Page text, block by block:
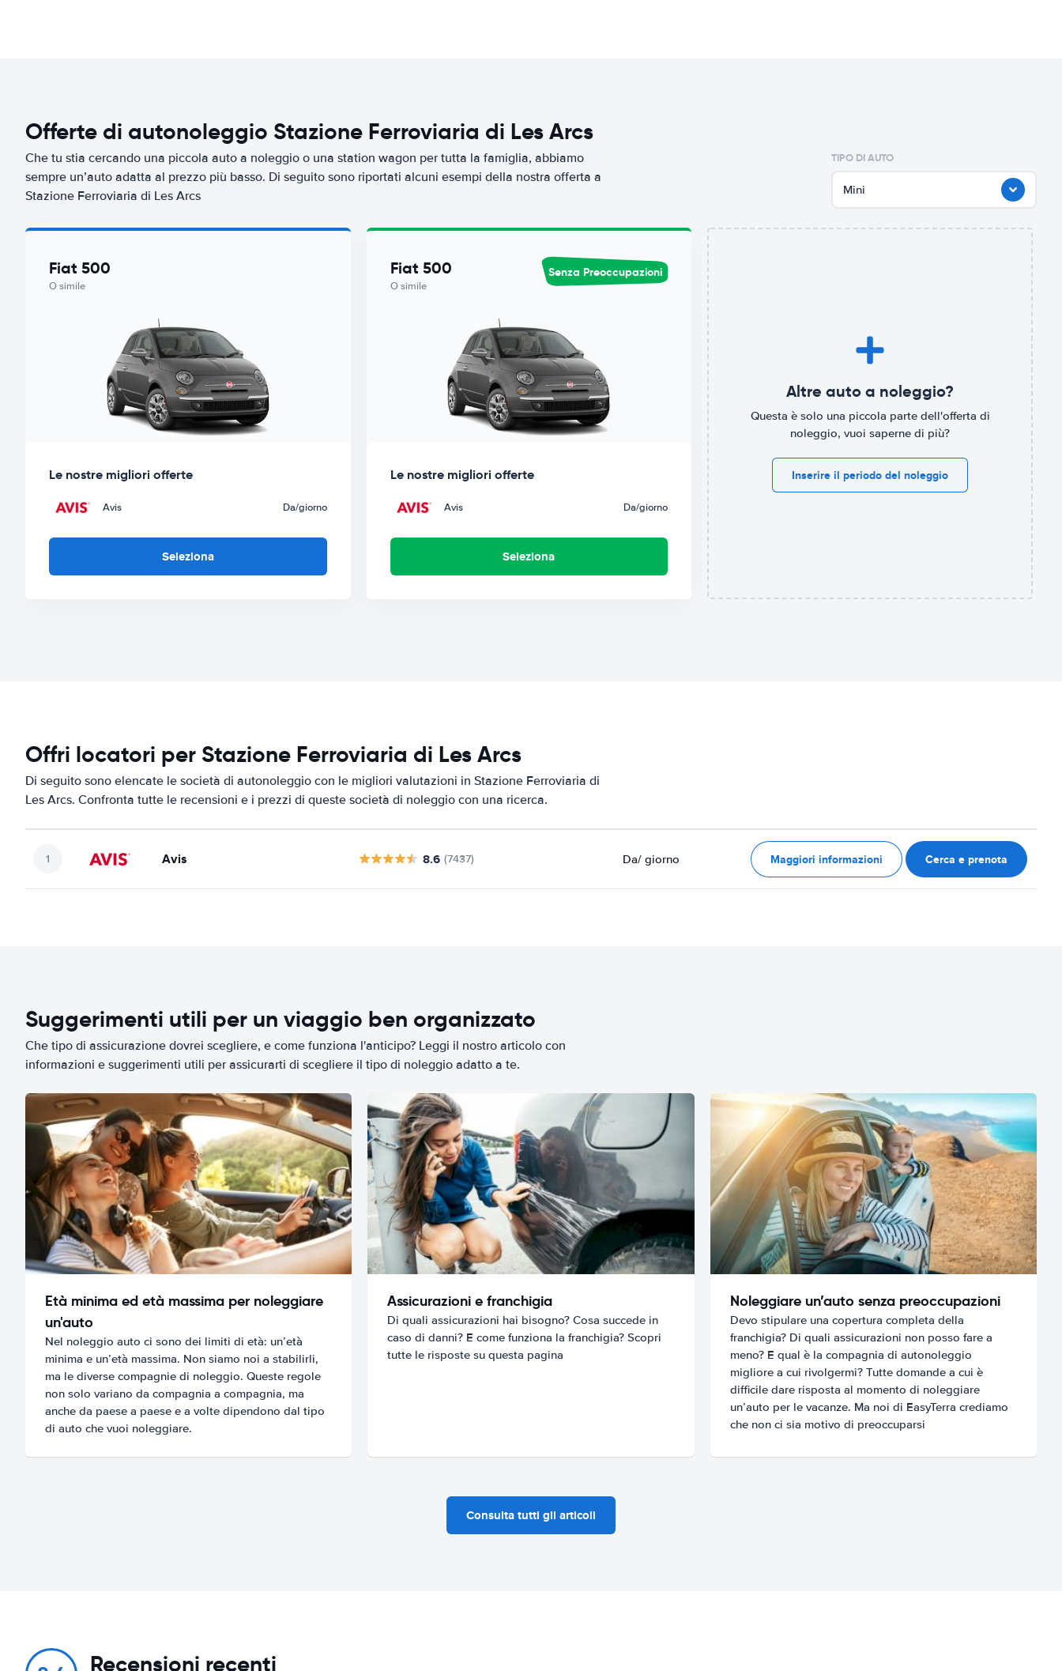
Offerte di autonoleggio Stazione Ferroviaria di Les Arcs
Che tu stia cercando una piccola auto a noleggio o una station wagon per tutta la famiglia, abbiamo
sempre un’auto adatta al prezzo più basso. Di seguito sono riportati alcuni esempi della nostra offerta a
Stazione Ferroviaria di Les Arcs
TIPO DI AUTO
Mini
Fiat 500
O simile
Le nostre migliori offerte
Avis Da/giorno
Seleziona
Fiat 500
O simile
Senza Preoccupazioni
Le nostre migliori offerte
Avis Da/giorno
Seleziona
Altre auto a noleggio?
Questa è solo una piccola parte dell'offerta di
noleggio, vuoi saperne di più?
Inserire il periodo del noleggio
Offri locatori per Stazione Ferroviaria di Les Arcs
Di seguito sono elencate le società di autonoleggio con le migliori valutazioni in Stazione Ferroviaria di
Les Arcs. Confronta tutte le recensioni e i prezzi di queste società di noleggio con una ricerca.
Avis 8.6 (7437) Da/ giorno Maggiori informazioni Cerca e prenota
Suggerimenti utili per un viaggio ben organizzato
Che tipo di assicurazione dovrei scegliere, e come funziona l'anticipo? Leggi il nostro articolo con
informazioni e suggerimenti utili per assicurarti di scegliere il tipo di noleggio adatto a te.
Età minima ed età massima per noleggiare
un'auto
Nel noleggio auto ci sono dei limiti di età: un’età
minima e un’età massima. Non siamo noi a stabilirli,
ma le diverse compagnie di noleggio. Queste regole
non solo variano da compagnia a compagnia, ma
anche da paese a paese e a volte dipendono dal tipo
di auto che vuoi noleggiare.
Assicurazioni e franchigia
Di quali assicurazioni hai bisogno? Cosa succede in
caso di danni? E come funziona la franchigia? Scopri
tutte le risposte su questa pagina
Noleggiare un’auto senza preoccupazioni
Devo stipulare una copertura completa della
franchigia? Di quali assicurazioni non posso fare a
meno? E qual è la compagnia di autonoleggio
migliore a cui rivolgermi? Tutte domande a cui è
difficile dare risposta al momento di noleggiare
un’auto per le vacanze. Ma noi di EasyTerra crediamo
che non ci sia motivo di preoccuparsi
Consulta tutti gli articoli
Recensioni recenti